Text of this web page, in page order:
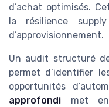
d’achat optimisés.
la résilience
d’approvisionnement.
Un audit structuré
permet d’identifier
opportunités
approfondi met en